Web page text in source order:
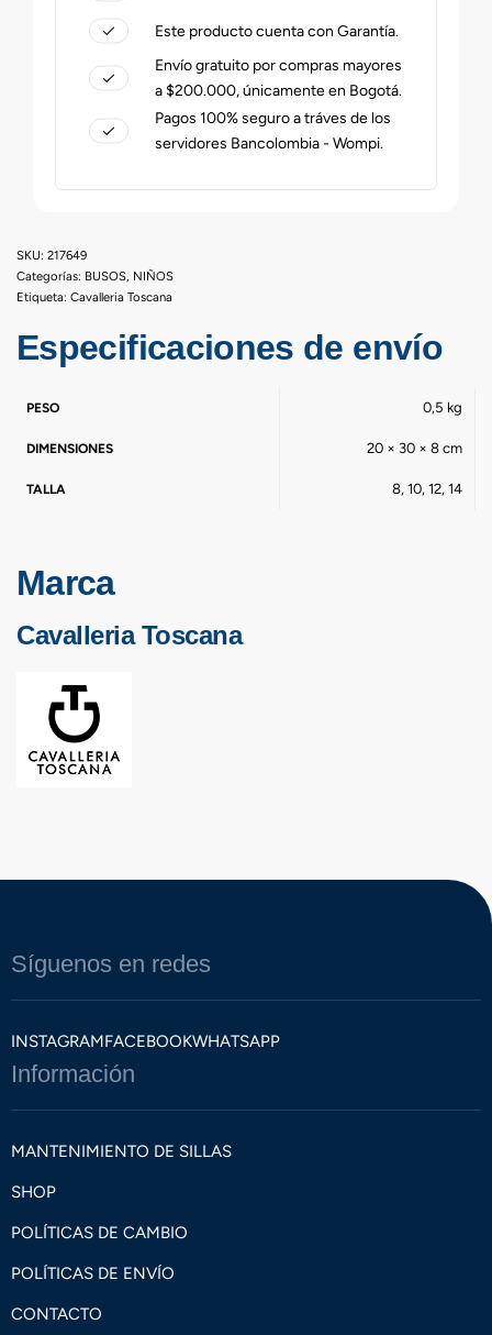
Este producto cuenta con Garantía.
Envío gratuito por compras mayores
a $200.000, únicamente en Bogotá.
Pagos 100% seguro a tráves de los
servidores Bancolombia - Wompi.
217649
Categorías: BUSOS, NIÑOS
Etiqueta: Cavalleria Toscana
Especificaciones de envío
PESO 0,5 kg
DIMENSIONES 20 × 30 × 8 cm
TALLA 8, 10, 12, 14
Marca
Cavalleria Toscana
Síguenos en redes
INSTAGRAMFACEBOOKWHATSAPP
Información
MANTENIMIENTO DE SILLAS
SHOP
POLÍTICAS DE CAMBIO
POLÍTICAS DE ENVÍO
CONTACTO